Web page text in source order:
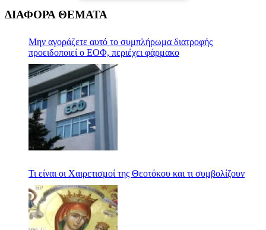
ΔΙΑΦΟΡΑ ΘΕΜΑΤΑ
Μην αγοράζετε αυτό το συμπλήρωμα διατροφής
προειδοποιεί ο ΕΟΦ, περιέχει φάρμακο
Τι είναι οι Χαιρετισμοί της Θεοτόκου και τι συμβολίζουν